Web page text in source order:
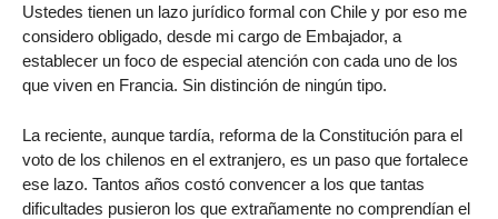
Ustedes tienen un lazo jurídico formal con Chile y por eso me
considero obligado, desde mi cargo de Embajador, a
establecer un foco de especial atención con cada uno de los
que viven en Francia. Sin distinción de ningún tipo.
La reciente, aunque tardía, reforma de la Constitución para el
voto de los chilenos en el extranjero, es un paso que fortalece
ese lazo. Tantos años costó convencer a los que tantas
dificultades pusieron los que extrañamente no comprendían el